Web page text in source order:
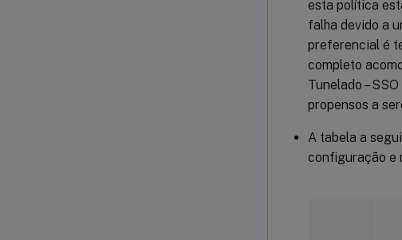
esta política
falha devido a
preferencial é
completo
Tunelado –
propensos a
A tabela a
configuração e